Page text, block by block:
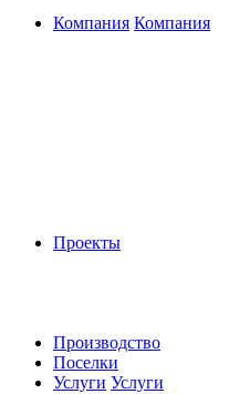
Компания Компания
Проекты
Производство
Поселки
Услуги Услуги